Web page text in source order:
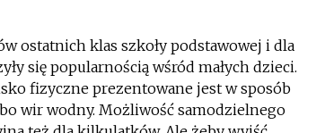
ostatnich klas szkoły podstawowej i dla
się popularnością wśród małych dzieci.
fizyczne prezentowane jest w sposób
wir wodny. Możliwość samodzielnego